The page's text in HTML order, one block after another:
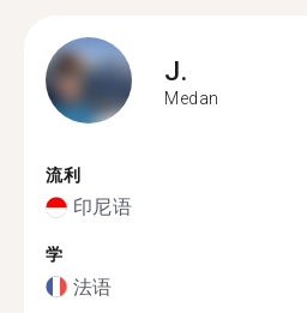
J.
Medan
流利
印尼语
学
法语